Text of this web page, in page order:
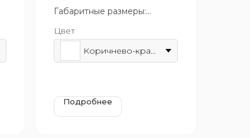
подтягивания
Габаритные размеры:
Возрастная группа: от 14 лет
Цвет
Подробнее